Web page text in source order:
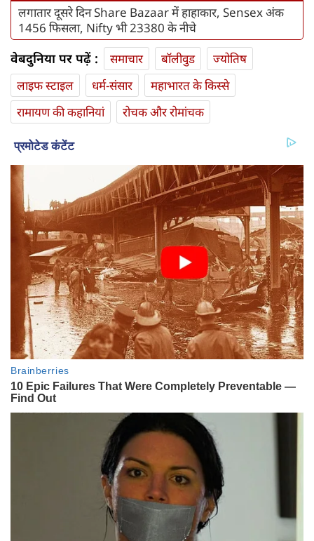
लगातार दूसरे दिन Share Bazaar में हाहाकार, Sensex अंक
1456 फिसला, Nifty भी 23380 के नीचे
वेबदुनिया पर पढ़ें : समाचार बॉलीवुड
ज्योतिष
लाइफ स्‍टाइल
धर्म-संसार
महाभारत के किस्से
रामायण की कहानियां
रोचक और रोमांचक